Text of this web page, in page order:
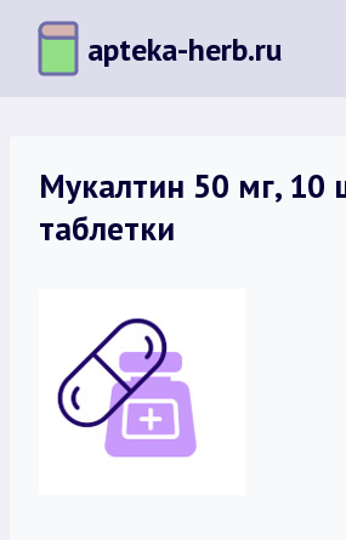
Перейти
содержимому
apteka-herb.ru
Мукалтин 50 мг, 10
таблетки